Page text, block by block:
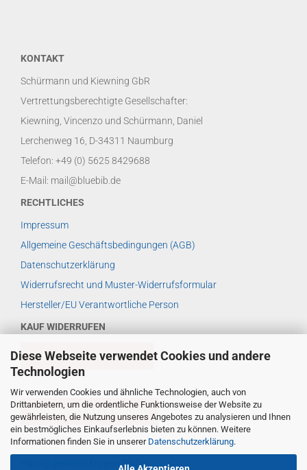
Diese Webseite verwendet Cookies und andere
Technologien
Wir verwenden Cookies und ähnliche Technologien, auch von
Drittanbietern, um die ordentliche Funktionsweise der Website zu
gewährleisten, die Nutzung unseres Angebotes zu analysieren und Ihnen
ein bestmögliches Einkaufserlebnis bieten zu können. Weitere
Informationen finden Sie in unserer Datenschutzerklärung.
KONTAKT
Schürmann und Kiewning GbR
Vertrettungsberechtigte Gesellschafter:
Kiewning, Vincenzo und Schürmann, Daniel
Lerchenweg 16, D-34311 Naumburg
Telefon: +49 (0) 5625 8429688
E-Mail: mail@bluebib.de
RECHTLICHES
Impressum
Allgemeine Geschäftsbedingungen (AGB)
Datenschutzerklärung
Widerrufsrecht und Muster-Widerrufsformular
Hersteller/EU Verantwortliche Person
KAUF WIDERRUFEN
VERTRAG WIDERRUFEN
WIDERRUFSBELEHRUNG
WEITERES ...
Häufig gestellte Fragen (FAQs)